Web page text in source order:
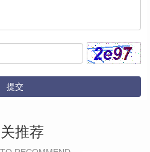
提交
推荐